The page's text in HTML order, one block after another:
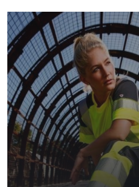
Warnschutz für Frauen - mehr erfahren